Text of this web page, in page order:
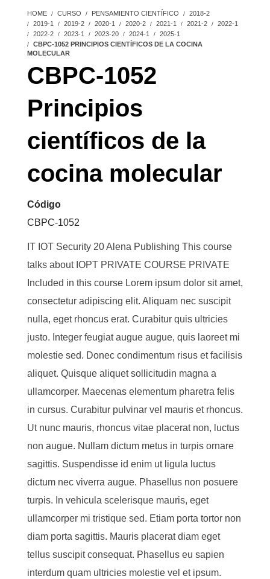
HOME CURSO PENSAMIENTO CIENTÍFICO
2018-2
2019-1
2019-2 2020-1 2020-2 2021-1 2021-2
2022-1
2022-2
2023-1 2023-20 2024-1
2025-1
CBPC-1052 PRINCIPIOS CIENTÍFICOS DE LA COCINA
MOLECULAR
CBPC-1052
Principios
científicos de la
cocina molecular
Código
CBPC-1052
IT IOT Security 20 Alena Publishing This course
talks about IOPT PRIVATE COURSE PRIVATE
Included in this course Lorem ipsum dolor sit amet,
consectetur adipiscing elit. Aliquam nec suscipit
nulla, eget rhoncus erat. Curabitur quis ultricies
justo. Integer feugiat augue augue, quis laoreet mi
molestie sed. Donec condimentum risus et facilisis
aliquet. Quisque aliquet sollicitudin magna a
ullamcorper. Maecenas elementum pharetra felis
in cursus. Curabitur pulvinar vel mauris et rhoncus.
Ut nunc mauris, rhoncus vitae placerat non, luctus
non augue. Nullam dictum metus in turpis ornare
sagittis. Suspendisse id enim ut ligula luctus
dictum nec viverra augue. Phasellus non posuere
turpis. In vehicula scelerisque mauris, eget
ullamcorper mi tristique sed. Etiam porta tortor non
diam porta sagittis. Mauris placerat diam eget
tellus suscipit consequat. Phasellus eu sapien
interdum quam ultricies molestie vel et ipsum.